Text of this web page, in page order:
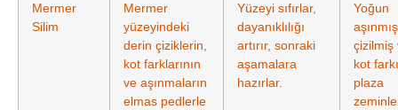
Mermer
Silim
Mermer
yüzeyindeki
derin çiziklerin,
kot farklarının
ve aşınmaların
elmas pedlerle
Yüzeyi sıfırlar,
dayanıklılığı
artırır, sonraki
aşamalara
hazırlar.
Yoğun
çizilmiş
kot
plaza